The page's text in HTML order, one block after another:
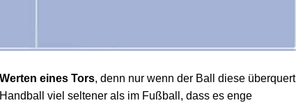
eines Tors, denn nur wenn der Ball diese überquert
viel seltener als im Fußball, dass es enge